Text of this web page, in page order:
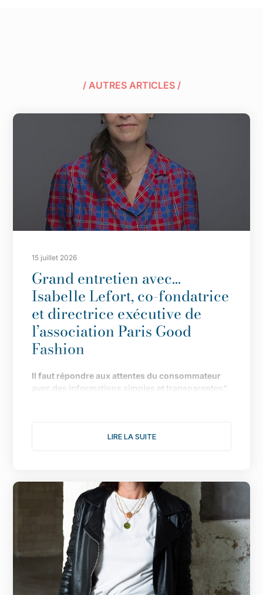
/ AUTRES ARTICLES /
15 juillet 2026
Grand entretien avec…
Isabelle Lefort, co-fondatrice
et directrice exécutive de
l’association Paris Good
Fashion
Il faut répondre aux attentes du consommateur
avec des informations simples et transparentes”.
actions pour donner une nouvelle dimension à
fertiles pour votre association, notamment avec
une consultation citoyenne autour du th
me :
comment rendre désirable une mode plus
éthique et plus durable. Comment s’est organisée
te ?
Après celle de 2020, nous avons décidé de lancer
cette deuxième consultation citoyenne pour
donner, à nouveau, la parole aux consommateurs.
LIRE LA SUITE